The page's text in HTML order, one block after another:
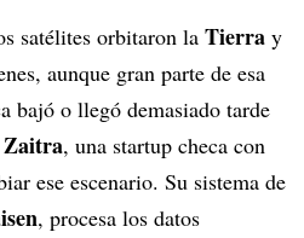
satélites orbitaron la Tierra y
aunque gran parte de esa
bajó o llegó demasiado tarde
Zaitra, una startup checa con
ese escenario. Su sistema de
, procesa los datos